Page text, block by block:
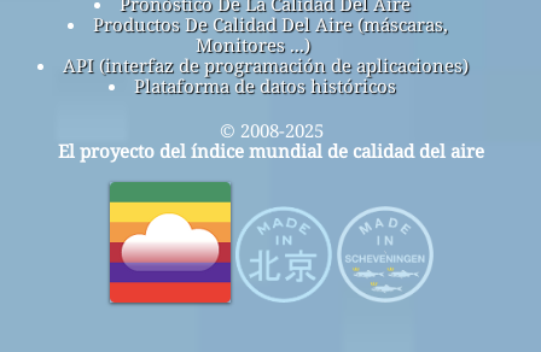
Productos De Calidad Del Aire (máscaras,
Monitores ...)
API (interfaz de programación de aplicaciones)
Plataforma de datos históricos
© 2008-2025
El proyecto del índice mundial de calidad del aire